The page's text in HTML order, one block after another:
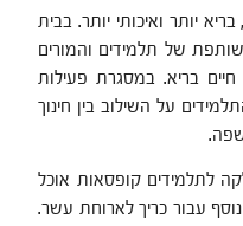
יותר ואיכותי יותר. בבית
של תלמידים והמורים
בריא. במסגרת פעילות
על השילוב בין חינוך
לתלמידים קופסאות אוכל
עבור כריך לארוחת עשר.